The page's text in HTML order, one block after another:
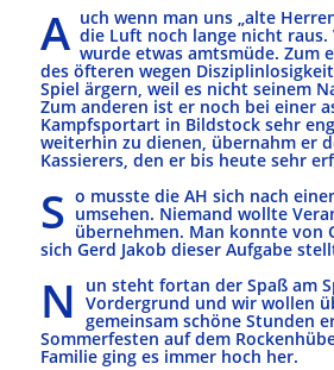
A uch wenn man uns „alte
die Luft noch lange nicht raus.
wurde etwas amtsmüde. Zum
des öfteren wegen
Spiel ärgern, weil es nicht seinem
Zum anderen ist er noch bei einer
Kampfsportart in Bildstock sehr
weiterhin zu dienen, übernahm er
Kassierers, den er bis heute sehr
S o musste die AH sich nach
umsehen. Niemand wollte
übernehmen. Man konnte von
sich Gerd Jakob dieser Aufgabe
N un steht fortan der Spaß am
Vordergrund und wir wollen
gemeinsam schöne Stunden
Sommerfesten auf dem
Familie ging es immer hoch her.